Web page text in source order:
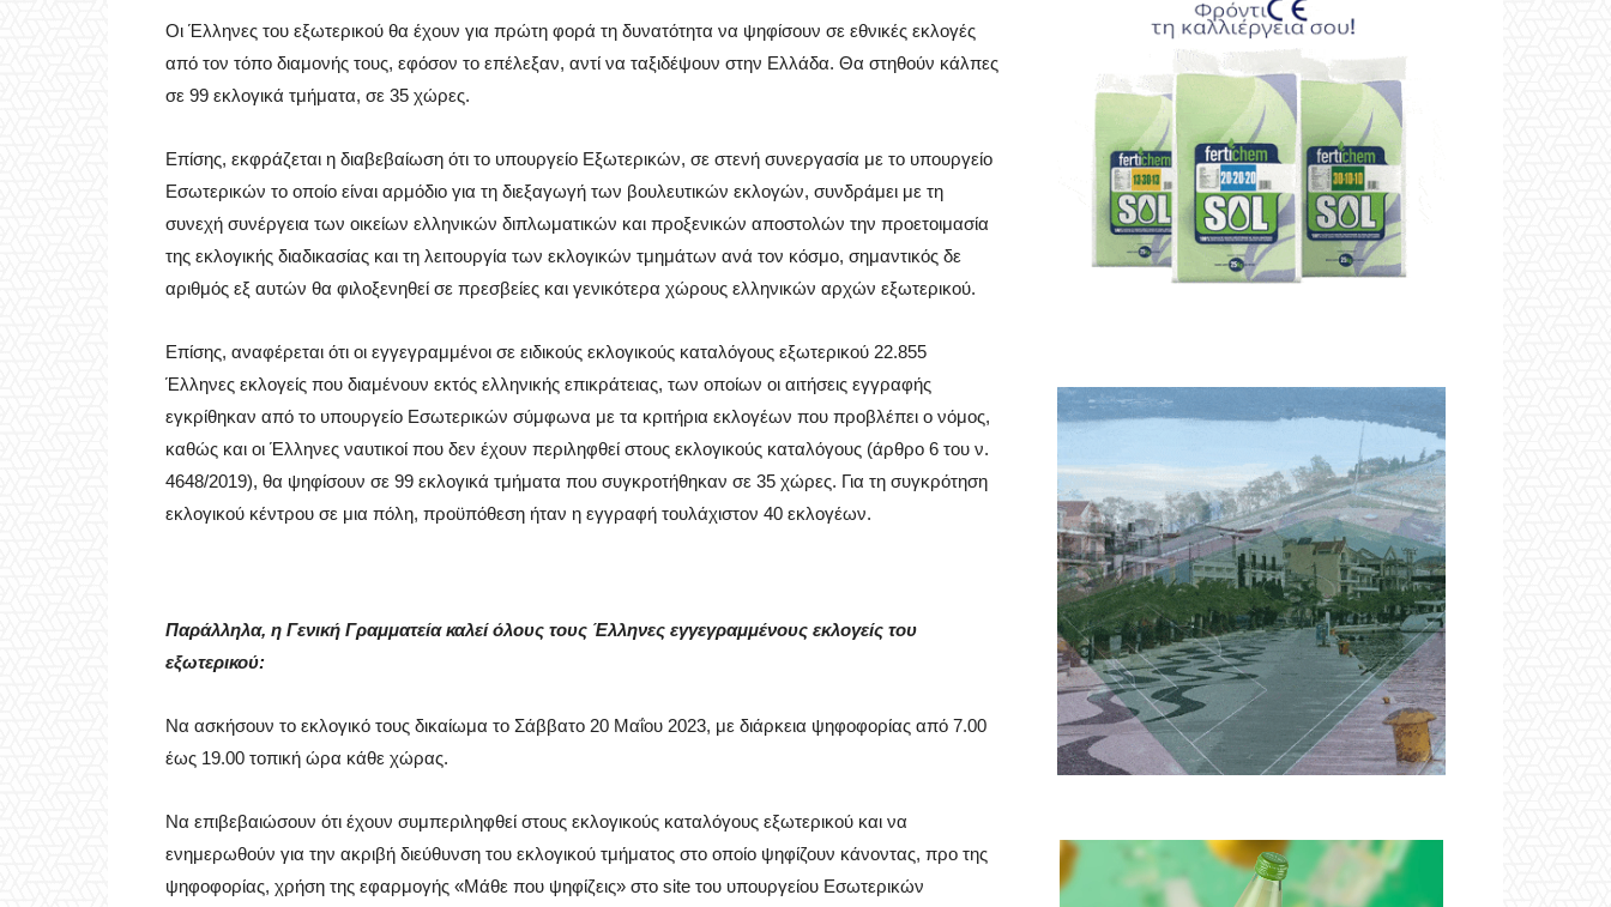
Οι Έλληνες του εξωτερικού θα έχουν για πρώτη φορά τη δυνατότητα να ψηφίσουν σε εθνικές εκλογές
από τον τόπο διαμονής τους, εφόσον το επέλεξαν, αντί να ταξιδέψουν στην Ελλάδα. Θα στηθούν κάλπες
σε 99 εκλογικά τμήματα, σε 35 χώρες.
Επίσης, εκφράζεται η διαβεβαίωση ότι το υπουργείο Εξωτερικών, σε στενή συνεργασία με το υπουργείο
Εσωτερικών το οποίο είναι αρμόδιο για τη διεξαγωγή των βουλευτικών εκλογών, συνδράμει με τη
συνεχή συνέργεια των οικείων ελληνικών διπλωματικών και προξενικών αποστολών την προετοιμασία
της εκλογικής διαδικασίας και τη λειτουργία των εκλογικών τμημάτων ανά τον κόσμο, σημαντικός δε
αριθμός εξ αυτών θα φιλοξενηθεί σε πρεσβείες και γενικότερα χώρους ελληνικών αρχών εξωτερικού.
Επίσης, αναφέρεται ότι οι εγγεγραμμένοι σε ειδικούς εκλογικούς καταλόγους εξωτερικού 22.855
Έλληνες εκλογείς που διαμένουν εκτός ελληνικής επικράτειας, των οποίων οι αιτήσεις εγγραφής
εγκρίθηκαν από το υπουργείο Εσωτερικών σύμφωνα με τα κριτήρια εκλογέων που προβλέπει ο νόμος,
καθώς και οι Έλληνες ναυτικοί που δεν έχουν περιληφθεί στους εκλογικούς καταλόγους (άρθρο 6 του ν.
4648/2019), θα ψηφίσουν σε 99 εκλογικά τμήματα που συγκροτήθηκαν σε 35 χώρες. Για τη συγκρότηση
εκλογικού κέντρου σε μια πόλη, προϋπόθεση ήταν η εγγραφή τουλάχιστον 40 εκλογέων.
Παράλληλα, η Γενική Γραμματεία καλεί όλους τους Έλληνες εγγεγραμμένους εκλογείς του
εξωτερικού:
Να ασκήσουν το εκλογικό τους δικαίωμα το Σάββατο 20 Μαΐου 2023, με διάρκεια ψηφοφορίας από 7.00
έως 19.00 τοπική ώρα κάθε χώρας.
Να επιβεβαιώσουν ότι έχουν συμπεριληφθεί στους εκλογικούς καταλόγους εξωτερικού και να
ενημερωθούν για την ακριβή διεύθυνση του εκλογικού τμήματος στο οποίο ψηφίζουν κάνοντας, προ της
ψηφοφορίας, χρήση της εφαρμογής «Μάθε που ψηφίζεις» στο site του υπουργείου Εσωτερικών